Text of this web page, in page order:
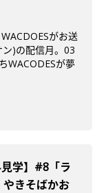
がお送
)の配信月。03
WACODESが夢
見学】#8「ラ
きそばかお